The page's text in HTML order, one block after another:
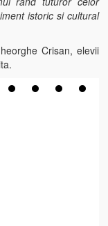
istoric si cultural
Crisan, elevii